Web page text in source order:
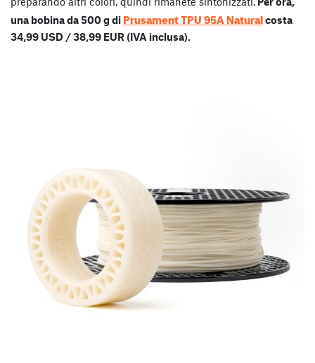
una bobina da 500 g diPrusament TPU 95A Naturalcosta
34,99 USD / 38,99 EUR (IVA inclusa).